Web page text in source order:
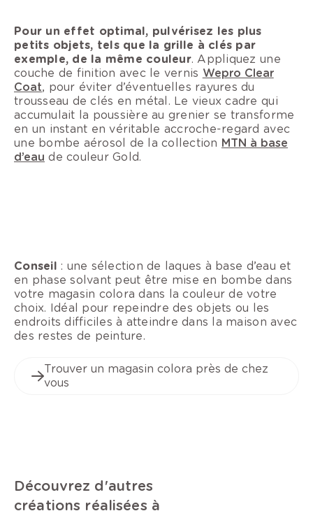
Pour un effet optimal, pulvérisez les plus
petits objets, tels que la grille à clés par
exemple, de la même couleur. Appliquez une
couche de finition avec le vernis Wepro Clear
Coat, pour éviter d’éventuelles rayures du
trousseau de clés en métal. Le vieux cadre qui
accumulait la poussière au grenier se transforme
en un instant en véritable accroche-regard avec
une bombe aérosol de la collection MTN à base
d’eau de couleur Gold.
Conseil : une sélection de laques à base d’eau et
en phase solvant peut être mise en bombe dans
votre magasin colora dans la couleur de votre
choix. Idéal pour repeindre des objets ou les
endroits difficiles à atteindre dans la maison avec
des restes de peinture.
Trouver un magasin colora près de chez
vous
Découvrez d'autres
créations réalisées à